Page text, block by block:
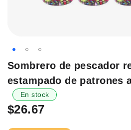
Saltar
principio
de
la
galería
Sombrero de pescador
estampado de patrones
En stock
$26.67